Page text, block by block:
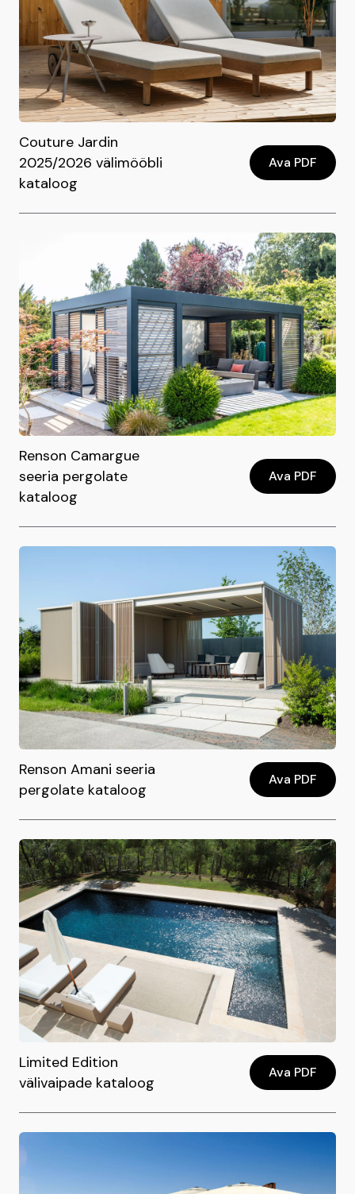
Couture Jardin
2025/2026 välimööbli
kataloog
Ava PDF
Renson Camargue
seeria pergolate
kataloog
Ava PDF
Renson Amani seeria
pergolate kataloog
Ava PDF
Limited Edition
välivaipade kataloog
Ava PDF